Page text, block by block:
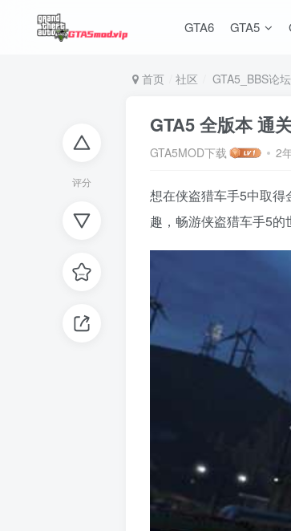
GTA6 GTA5
评分
首页 社区 GTA5_BBS论坛
GTA5 全版本 通
GTA5MOD下载 2
想在侠盗猎车手5中取
趣，畅游侠盗猎车手5的